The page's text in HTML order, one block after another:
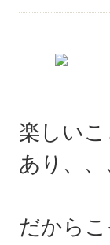
楽しい
あり、
だから